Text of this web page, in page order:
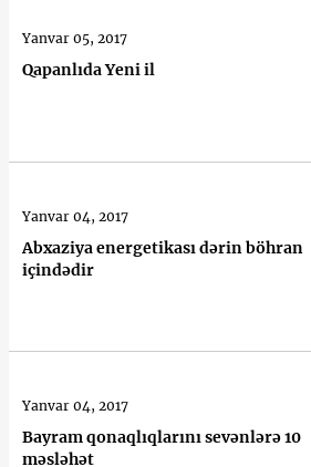
Qapanlıda Yeni il
Yanvar 05, 2017
Abxaziya energetikası dərin böhran
içindədir
Yanvar 04, 2017
Bayram qonaqlıqlarını sevənlərə 10
məsləhət
Yanvar 04, 2017